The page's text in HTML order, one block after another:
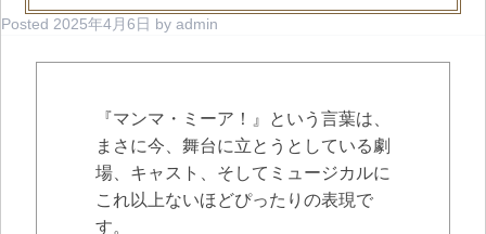
Posted 2025年4月6日 by admin
『マンマ・ミーア！』という言葉は、
まさに今、舞台に立とうとしている劇
場、キャスト、そしてミュージカルに
これ以上ないほどぴったりの表現で
す。